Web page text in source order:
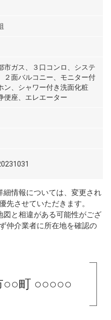
市ガス、３口コンロ、システ
２面バルコニー、モニター付
ン、シャワー付き洗面化粧
便座、エレエーター
情報については、変更され
先させていただきます。
と相違がある可能性がござ
仲介業者に所在地を確認の
○○町 ○○○○○